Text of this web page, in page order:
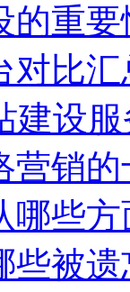
的重要
对比汇
建设
营销
哪些
些被